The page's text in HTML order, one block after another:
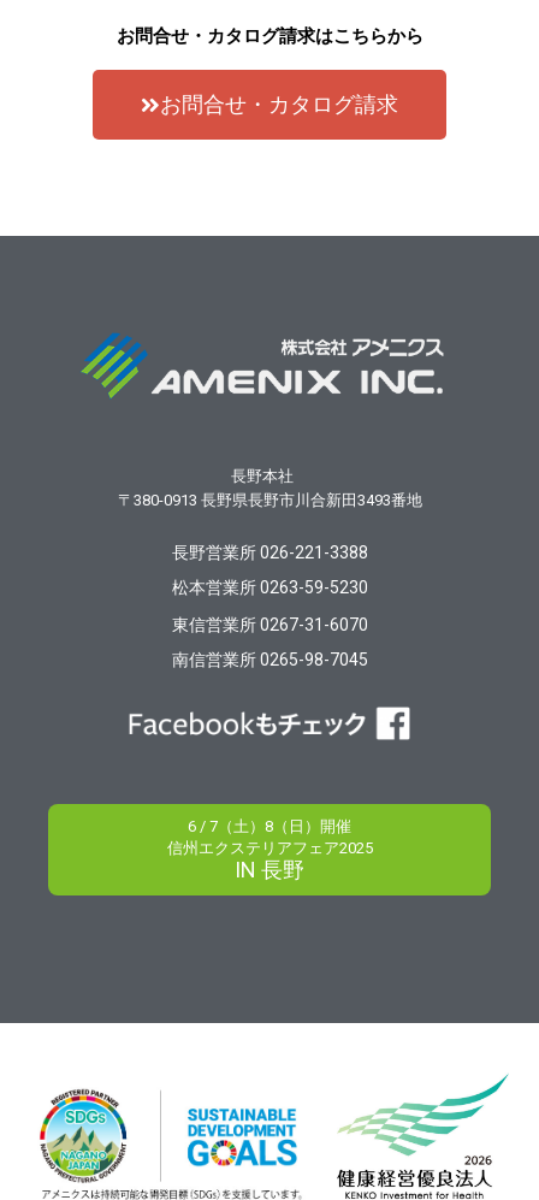
お問合せ・カタログ請求はこちらから
お問合せ・カタログ請求
長野本社
〒380-0913 長野県長野市川合新田3493番地
長野営業所 026-221-3388
松本営業所 0263-59-5230
東信営業所 0267-31-6070
南信営業所 0265-98-7045
6 / 7（土）8（日）開催
信州エクステリアフェア2025
IN 長野